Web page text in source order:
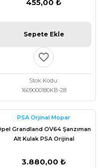
455,00 ₺
Sepete Ekle
Stok Kodu
1609000180KB-28
PSA Orjinal Mopar
Grandland OV64 Şanzıman
Alt Kulak PSA Orijinal
3.880,00 ₺